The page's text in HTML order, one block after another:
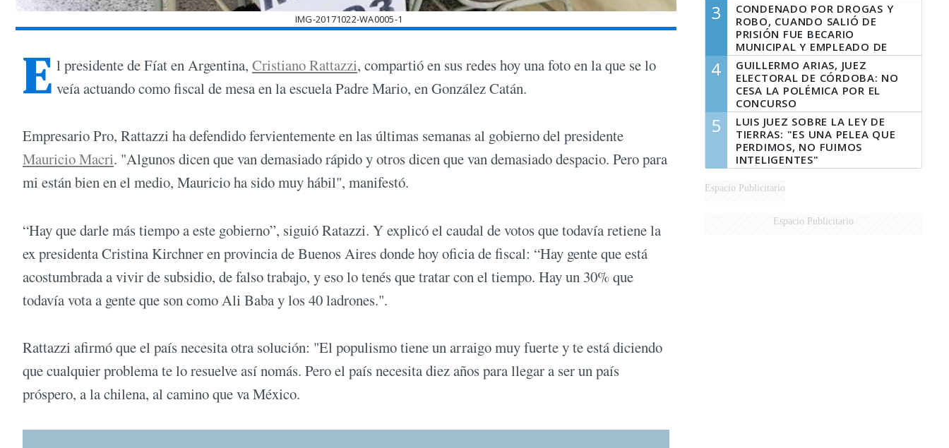
IMG-20171022-WA0005-1
E l presidente de Fíat en Argentina, Cristiano Rattazzi, compartió en sus redes hoy una foto en la que se lo
veía actuando como fiscal de mesa en la escuela Padre Mario, en González Catán.
Empresario Pro, Rattazzi ha defendido fervientemente en las últimas semanas al gobierno del presidente
Mauricio Macri. "Algunos dicen que van demasiado rápido y otros dicen que van demasiado despacio. Pero para
mi están bien en el medio, Mauricio ha sido muy hábil", manifestó.
“Hay que darle más tiempo a este gobierno”, siguió Ratazzi. Y explicó el caudal de votos que todavía retiene la
ex presidenta Cristina Kirchner en provincia de Buenos Aires donde hoy oficia de fiscal: “Hay gente que está
acostumbrada a vivir de subsidio, de falso trabajo, y eso lo tenés que tratar con el tiempo. Hay un 30% que
todavía vota a gente que son como Ali Baba y los 40 ladrones.".
Rattazzi afirmó que el país necesita otra solución: "El populismo tiene un arraigo muy fuerte y te está diciendo
que cualquier problema te lo resuelve así nomás. Pero el país necesita diez años para llegar a ser un país
próspero, a la chilena, al camino que va México.
3
CONDENADO POR DROGAS Y
ROBO, CUANDO SALIÓ DE
PRISIÓN FUE BECARIO
MUNICIPAL Y EMPLEADO DE
SENAF
4
GUILLERMO ARIAS, JUEZ
ELECTORAL DE CÓRDOBA: NO
CESA LA POLÉMICA POR EL
CONCURSO
5
LUIS JUEZ SOBRE LA LEY DE
TIERRAS: "ES UNA PELEA QUE
PERDIMOS, NO FUIMOS
INTELIGENTES"
Espacio Publicitario
Espacio Publicitario